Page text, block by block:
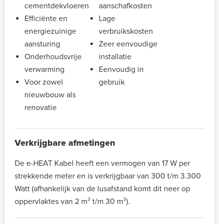
cementdekvloeren
Efficiënte en
energiezuinige
aansturing
Onderhoudsvrije
verwarming
Voor zowel
nieuwbouw als
renovatie
aanschafkosten
Lage
verbruikskosten
Zeer eenvoudige
installatie
Eenvoudig in
gebruik
Verkrijgbare afmetingen
De e-HEAT Kabel heeft een vermogen van 17 W per
strekkende meter en is verkrijgbaar van 300 t/m 3.300
Watt (afhankelijk van de lusafstand komt dit neer op
oppervlaktes van 2 m² t/m 30 m²).